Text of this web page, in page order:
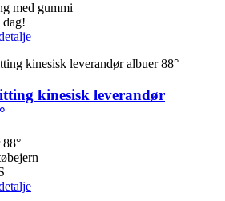
med gummi
kinesisk leverandør